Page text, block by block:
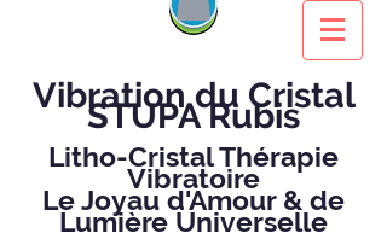
Vibration du Cristal
STUPA Rubis
Litho-Cristal Thérapie
Vibratoire
Le Joyau d'Amour & de
Lumière Universelle